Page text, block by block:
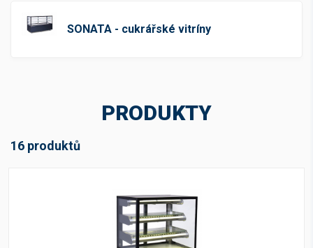
SONATA - cukrářské vitríny
PRODUKTY
16 produktů